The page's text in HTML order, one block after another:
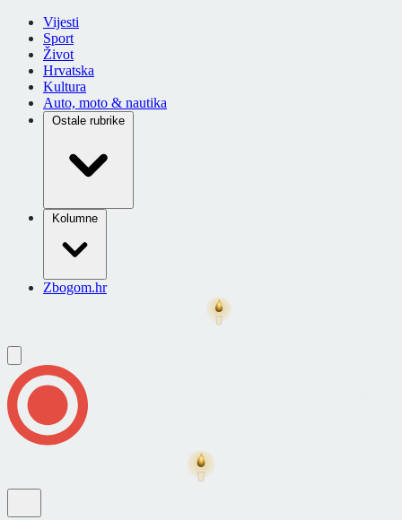
Vijesti
Sport
Život
Hrvatska
Kultura
Auto, moto & nautika
Ostale rubrike
Kolumne
Zbogom.hr